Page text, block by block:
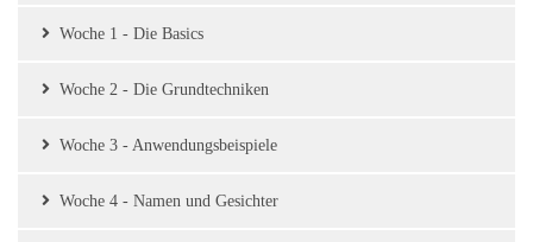
Woche 1 - Die Basics
Woche 2 - Die Grundtechniken
Woche 3 - Anwendungsbeispiele
Woche 4 - Namen und Gesichter